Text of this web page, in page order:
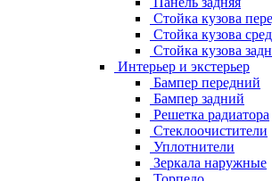
Стойка кузова
Стойка кузова
Стойка кузова
Интерьер и экстерьер
Бампер передний
Бампер задний
Решетка радиатора
Стеклоочистители
Уплотнители
Зеркала наружные